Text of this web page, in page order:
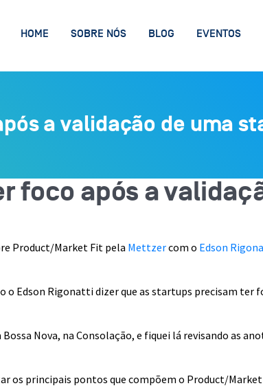
HOME SOBRE NÓS BLOG EVENTOS
a validação de uma
foco após a
Product/Market Fit pela Mettzercom o Edson
o Edson Rigonatti dizer que as startups precisam ter
Nova, na Consolação, e fiquei lá revisando as
principais pontos que compõem o Product/